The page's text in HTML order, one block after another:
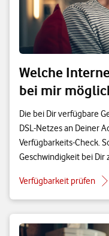
Welche
bei mir
Die bei Dir verfügbare
DSL-Netzes an Deiner
Verfügbarkeits-Check.
Geschwindigkeit bei Dir
Verfügbarkeit prüfen